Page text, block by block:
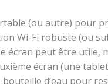
(ou autre) pour
Wi-Fi robuste (ou
écran peut être utile,
écran (une
d’eau pour